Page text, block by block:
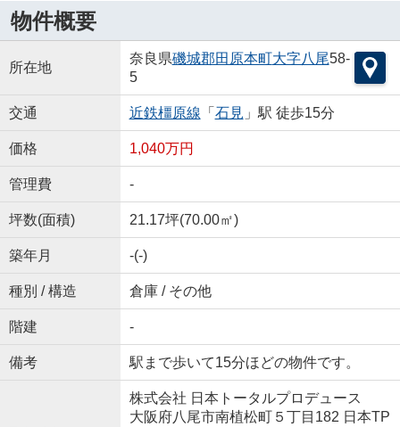
物件概要
所在地
奈良県磯城郡田原本町大字八尾58-
5
交通 近鉄橿原線 「 石見 」駅 徒歩15分
価格 1,040万円
管理費 -
坪数(面積) 21.17坪(70.00㎡)
築年月 -(-)
種別 / 構造 倉庫 / その他
階建 -
備考 駅まで歩いて15分ほどの物件です。
株式会社 日本トータルプロデュース
大阪府八尾市南植松町５丁目182 日本TP